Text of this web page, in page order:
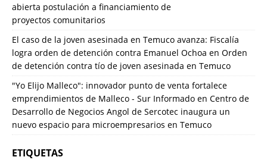
abierta postulación a financiamiento de
proyectos comunitarios
El caso de la joven asesinada en Temuco avanza: Fiscalía
logra orden de detención contra Emanuel Ochoa en Orden
de detención contra tío de joven asesinada en Temuco
"Yo Elijo Malleco": innovador punto de venta fortalece
emprendimientos de Malleco - Sur Informado en Centro de
Desarrollo de Negocios Angol de Sercotec inaugura un
nuevo espacio para microempresarios en Temuco
ETIQUETAS